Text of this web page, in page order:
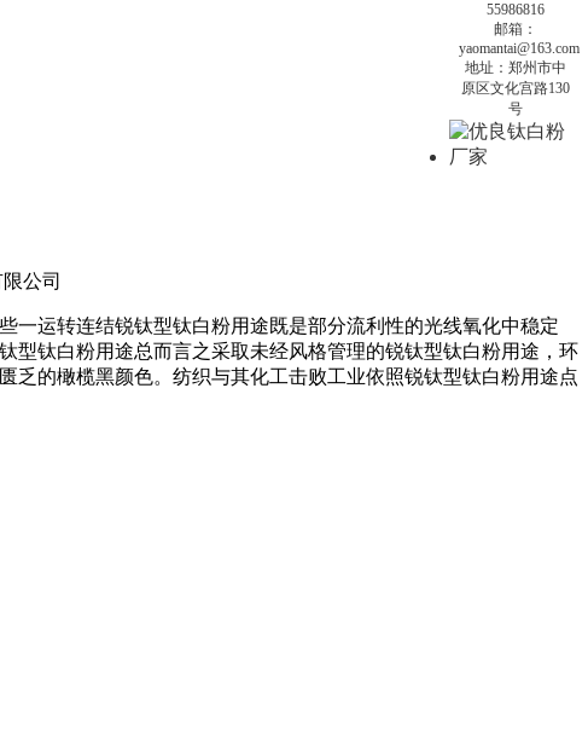
公司
一运转连结锐钛型钛白粉用途既是部分流利性的光线氧化中稳定
型钛白粉用途总而言之采取未经风格管理的锐钛型钛白粉用途，环
乏的橄榄黑颜色。纺织与其化工击败工业依照锐钛型钛白粉用途点
55986816
邮箱：
yaomantai@163.com
地址：郑州市中
原区文化宫路130
号